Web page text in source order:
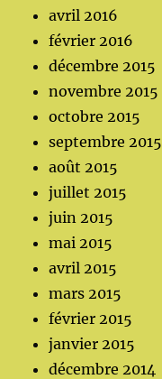
avril 2016
février 2016
décembre 2015
novembre 2015
octobre 2015
septembre 2015
août 2015
juillet 2015
juin 2015
mai 2015
avril 2015
mars 2015
février 2015
janvier 2015
décembre 2014